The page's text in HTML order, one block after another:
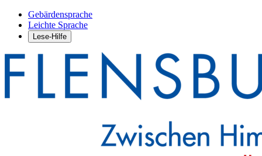
Gebärdensprache
Leichte Sprache
Lese-Hilfe